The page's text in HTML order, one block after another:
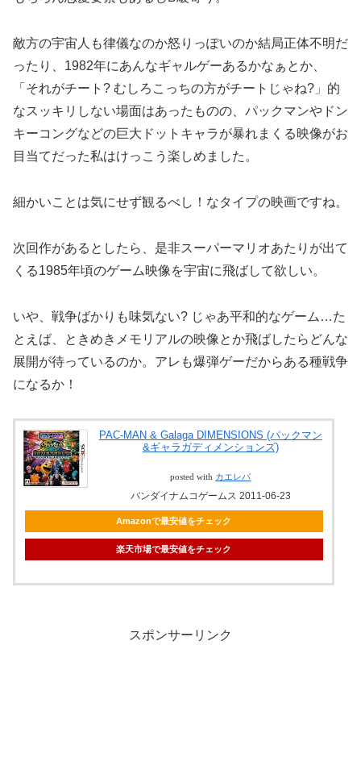
敵方の宇宙人も律儀なのか怒りっぽいのか結局正体不明だ
ったり、1982年にあんなギャルゲーあるかなぁとか、
「それがチート? むしろこっちの方がチートじゃね?」的
なスッキリしない場面はあったものの、パックマンやドン
キーコングなどの巨大ドットキャラが暴れまくる映像がお
目当てだった私はけっこう楽しめました。
細かいことは気にせず観るべし！なタイプの映画ですね。
次回作があるとしたら、是非スーパーマリオあたりが出て
くる1985年頃のゲーム映像を宇宙に飛ばして欲しい。
いや、戦争ばかりも味気ない? じゃあ平和的なゲーム…た
とえば、ときめきメモリアルの映像とか飛ばしたらどんな
展開が待っているのか。アレも爆弾ゲーだからある種戦争
になるか！
PAC-MAN & Galaga DIMENSIONS (パックマン
&ギャラガディメンションズ)
posted with カエレバ
バンダイナムコゲームス 2011-06-23
Amazonで最安値をチェック
楽天市場で最安値をチェック
スポンサーリンク